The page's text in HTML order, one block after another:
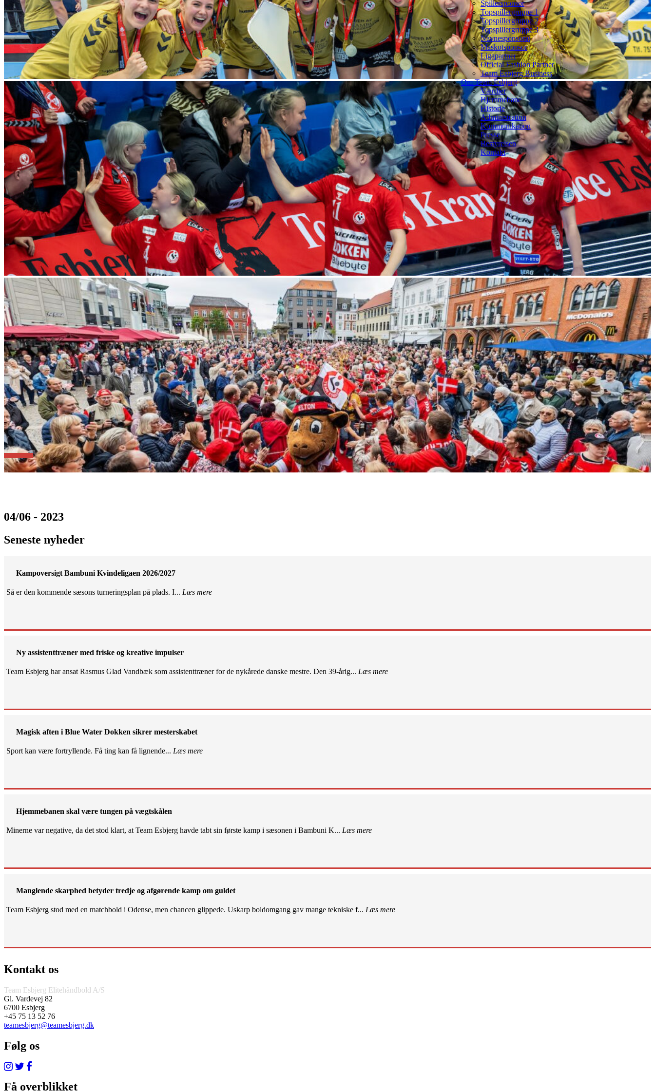
Spillersponsor
Topspillergruppe 1
Topspillergruppe 2
Topspillergruppe 3
Navnesponsorat
Maskotsponsor
Ligapartner
Official Fashion Partner
Team Esbjerg Business
Om Team Esbjerg
Værdier
Hjemmebane
Historie
Administration
Kommunikation
Presse
Bestyrelsen
Kontakt
04/06 - 2023
Seneste nyheder
Kampoversigt Bambuni Kvindeligaen 2026/2027
Så er den kommende sæsons turneringsplan på plads. I... Læs mere
Ny assistenttræner med friske og kreative impulser
Team Esbjerg har ansat Rasmus Glad Vandbæk som assistenttræner for de nykårede danske mestre. Den 39-årig... Læs mere
Magisk aften i Blue Water Dokken sikrer mesterskabet
Sport kan være fortryllende. Få ting kan få lignende... Læs mere
Hjemmebanen skal være tungen på vægtskålen
Minerne var negative, da det stod klart, at Team Esbjerg havde tabt sin første kamp i sæsonen i Bambuni K... Læs mere
Manglende skarphed betyder tredje og afgørende kamp om guldet
Team Esbjerg stod med en matchbold i Odense, men chancen glippede. Uskarp boldomgang gav mange tekniske f... Læs mere
Kontakt os
Team Esbjerg Elitehåndbold A/S
Gl. Vardevej 82
6700 Esbjerg
+45 75 13 52 76
teamesbjerg@teamesbjerg.dk
Følg os
Få overblikket